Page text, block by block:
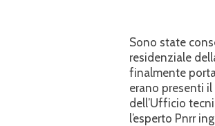
Sono state
residenziale
finalmente
erano presenti il
dell’Ufficio
l’esperto Pnrr